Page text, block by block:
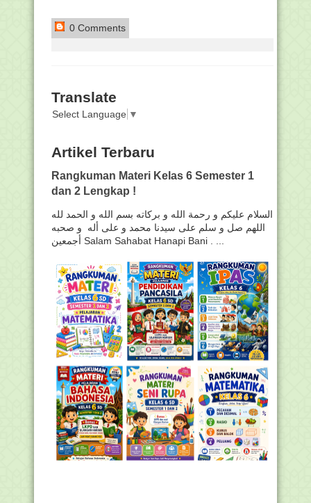
0 Comments
Translate
Select Language ▼
Artikel Terbaru
Rangkuman Materi Kelas 6 Semester 1
dan 2 Lengkap !
السلام عليكم و رحمة الله و بركاته بسم الله و الحمد لله
اللهم صل و سلم على سيدنا محمد و على أله و صحبه
أجمعين Salam Sahabat Hanapi Bani . ...